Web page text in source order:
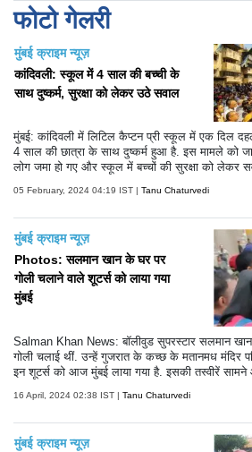
फोटो गेलरी
मुंबई क्राइम न्यूज़
कांदिवली: स्कूल में 4 साल की बच्ची के
साथ दुष्कर्म, सुरक्षा को लेकर उठे सवाल
मुंबई: कांदिवली में लिटिल कैप्टन प्री स्कूल में एक दिल
4 साल की छात्रा के साथ दुष्कर्म हुआ है. इस मामले को
लोग जमा हो गए और स्कूल में बच्चों की सुरक्षा को लेकर
05 February, 2024 04:19 IST | Tanu Chaturvedi
मुंबई क्राइम न्यूज़
Photos: सलमान खान के घर पर
गोली चलाने वाले शूटर्स को लाया गया
मुंबई
Salman Khan News: बॉलीवुड सुपरस्टार सलमान
गोली चलाई थीं. उन्हें गुजरात के कच्छ के मतानमध मंदिर
इन शूटर्स को आज मुंबई लाया गया है. इसकी तस्वीरें
16 April, 2024 02:38 IST | Tanu Chaturvedi
मुंबई क्राइम न्यूज़